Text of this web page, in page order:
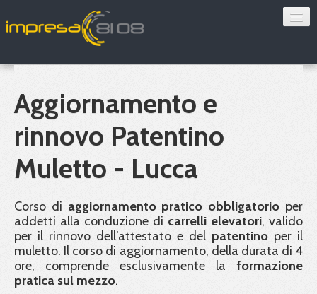
Sorveglianza sanitaria
Convenzioni
Blog
Chi siamo
Contatti
Verifica 8108
Aggiornamento e
rinnovo Patentino
Muletto - Lucca
Corso di aggiornamento pratico obbligatorio per
addetti alla conduzione di carrelli elevatori, valido
per il rinnovo dell’attestato e del patentino per il
muletto. Il corso di aggiornamento, della durata di 4
ore, comprende esclusivamente la formazione
pratica sul mezzo.